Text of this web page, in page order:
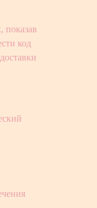
показав
код